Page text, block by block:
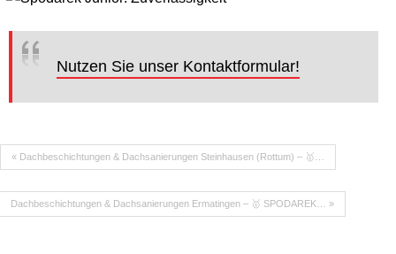
Nutzen Sie unser Kontaktformular!
« Dachbeschichtungen & Dachsanierungen Steinhausen (Rottum) – 🥇…
Dachbeschichtungen & Dachsanierungen Ermatingen – 🥇 SPODAREK… »